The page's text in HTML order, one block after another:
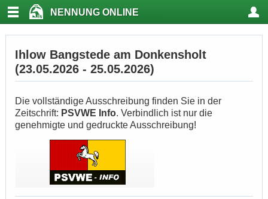
NENNUNG ONLINE
Ihlow Bangstede am Donkensholt
(23.05.2026 - 25.05.2026)
Die vollständige Ausschreibung finden Sie in der
Zeitschrift: PSVWE Info. Verbindlich ist nur die
genehmigte und gedruckte Ausschreibung!